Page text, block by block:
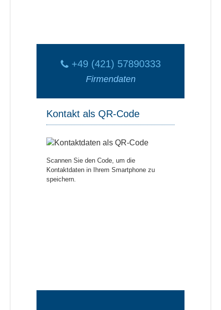
+49 (421) 57890333
Firmendaten
Kontakt als QR-Code
Scannen Sie den Code, um die
Kontaktdaten in Ihrem Smartphone zu
speichern.